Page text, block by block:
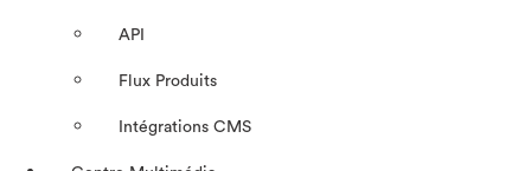
API
Flux Produits
Intégrations CMS